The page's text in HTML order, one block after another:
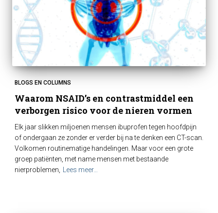
BLOGS EN COLUMNS
Waarom NSAID’s en contrastmiddel een
verborgen risico voor de nieren vormen
Elk jaar slikken miljoenen mensen ibuprofen tegen hoofdpijn
of ondergaan ze zonder er verder bij na te denken een CT-scan.
Volkomen routinematige handelingen. Maar voor een grote
groep patiënten, met name mensen met bestaande
nierproblemen,
Lees meer…